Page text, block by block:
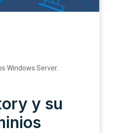
Windows Server.
y su